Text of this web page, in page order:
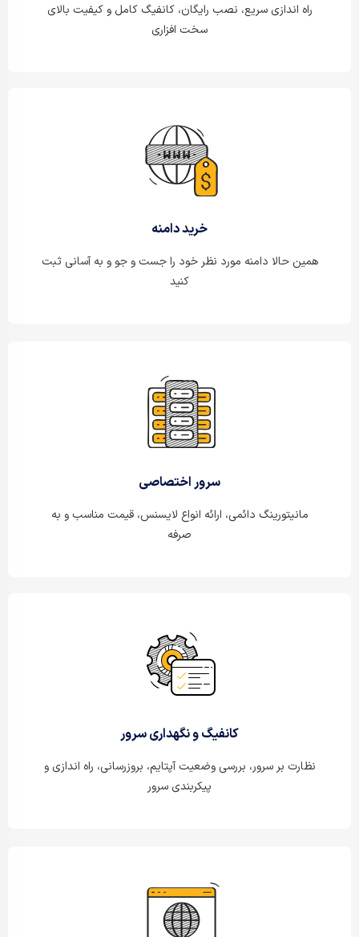
راه اندازی سریع، نصب رایگان، کانفیگ کامل و کیفیت بالای
سخت افزاری
خرید دامنه
همین حالا دامنه مورد نظر خود را جست و جو و به آسانی ثبت
کنید
سرور اختصاصی
مانیتورینگ دائمی، ارائه انواع لایسنس، قیمت مناسب و به
صرفه
کانفیگ و نگهداری سرور
نظارت بر سرور، بررسی وضعیت آپتایم، بروزرسانی، راه اندازی و
پیکربندی سرور